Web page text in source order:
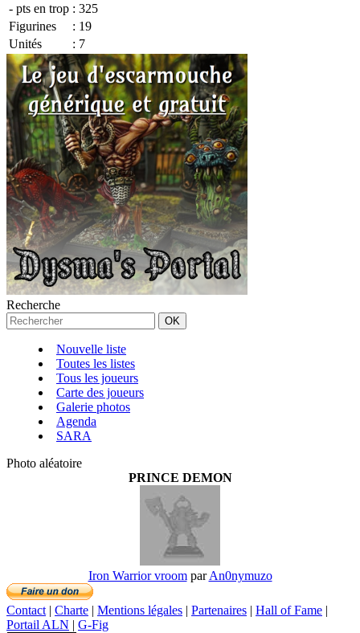
- pts en trop : 325
Figurines
: 19
Unités
: 7
Recherche
Nouvelle liste
Toutes les listes
Tous les joueurs
Carte des joueurs
Galerie photos
Agenda
SARA
Photo aléatoire
PRINCE DEMON
Iron Warrior vroomparAn0nymuzo
Contact | Charte | Mentions légales | Partenaires | Hall of Fame |
Portail ALN | G-Fig